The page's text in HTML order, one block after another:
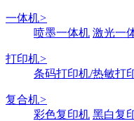
一体机>
喷墨一体机 激光一
打印机>
条码打印机/热敏打
复合机>
彩色复印机 黑白复